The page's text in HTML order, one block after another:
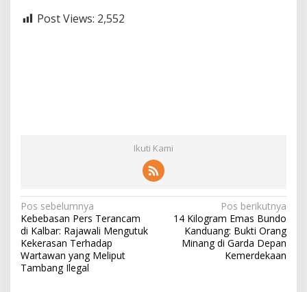
Post Views: 2,552
Ikuti Kami
N
a
v
i
Pos sebelumnya
Kebebasan Pers Terancam
di Kalbar: Rajawali Mengutuk
Kekerasan Terhadap
Wartawan yang Meliput
Tambang Ilegal
Pos berikutnya
14 Kilogram Emas Bundo
Kanduang: Bukti Orang
Minang di Garda Depan
Kemerdekaan